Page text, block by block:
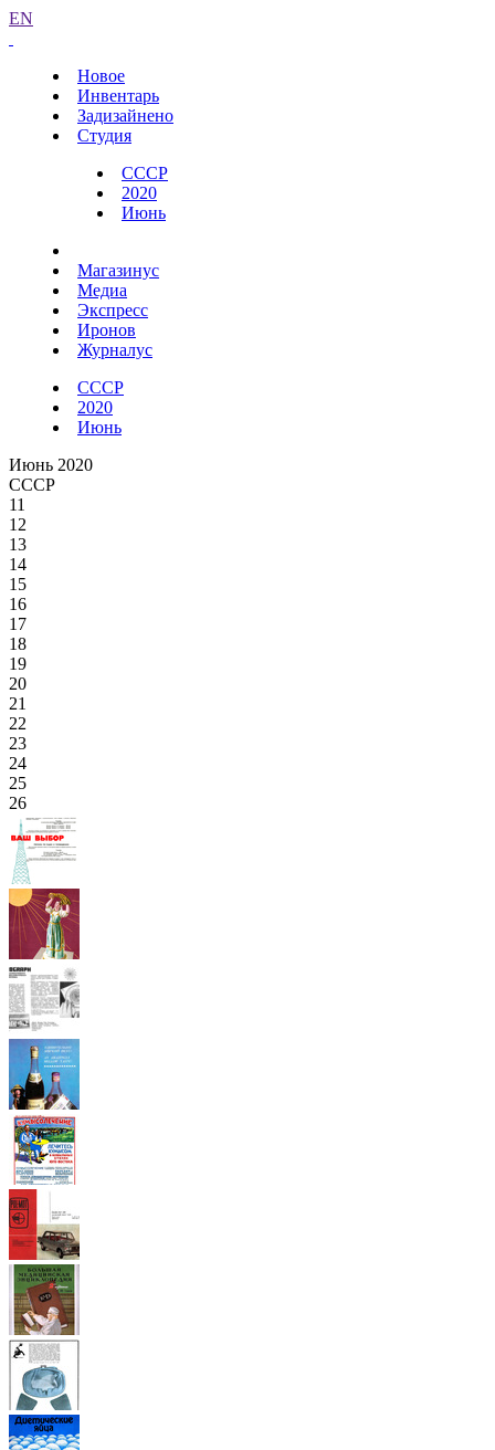
EN
Новое
Инвентарь
Задизайнено
Студия
СССР
2020
Июнь
Магазинус
Медиа
Экспресс
Иронов
Журналус
СССР
2020
Июнь
Июнь 2020
СССР
11
12
13
14
15
16
17
18
19
20
21
22
23
24
25
26